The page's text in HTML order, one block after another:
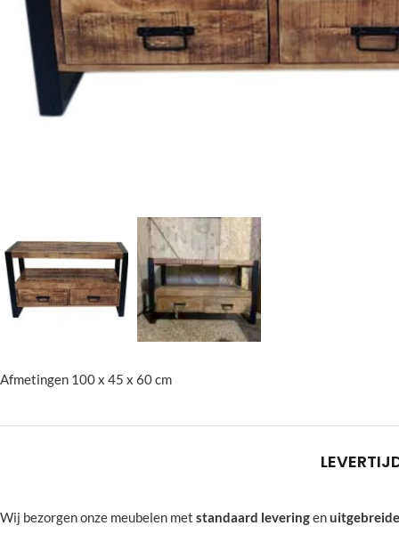
Afmetingen 100 x 45 x 60 cm
Wij bezorgen onze meubelen met standaard leveringen